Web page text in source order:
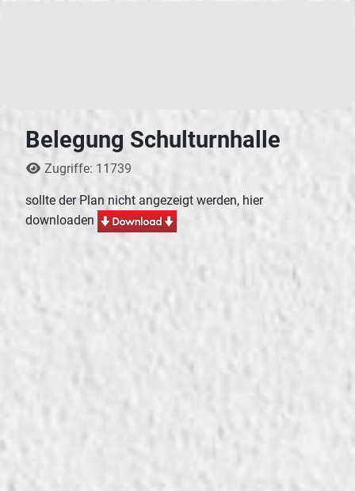
Belegung Schulturnhalle
DetailsZugriffe: 11739
sollte der Plan nicht angezeigt werden, hier
downloaden